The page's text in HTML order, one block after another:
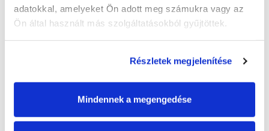
adatokkal, amelyeket Ön adott meg számukra vagy az
Ön által használt más szolgáltatásokból gyűjtöttek.
Részletek megjelenítése
Mindennek a megengedése
Több generációs bádogos család tagja, így nem volt nehéz
számára a szakmaválasztás. 18 éves kora óta dolgozik a
„Ahány ember, annyi féle csomóponti megoldás létezik,